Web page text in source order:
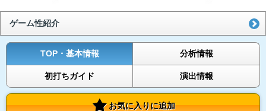
ゲーム性紹介
TOP・基本情報 分析情報
初打ちガイド 演出情報
お気に入りに追加